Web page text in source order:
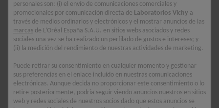
ENCUENTRA UNA
FARMACIA
TESTADO BAJO CONTROL DERMATOLÓGICO
Descripción
Redescubre una piel llena de vitalidad y
personales son: (i) el envío de comunicaciones comerciales y
promocionales por comunicación directa de Laboratorios Vichy a
través de medios ordinarios y electrónicos y el mostrar anuncios de las
marcas de L’Oréal España S.A.U. en sitios webs asociados y redes
sociales una vez se ha realizado un perfilado de gustos e intereses; y
(ii) la medición del rendimiento de nuestras actividades de marketing.
Puede retirar su consentimiento en cualquier momento y gestionar
sus preferencias en el enlace incluido en nuestras comunicaciones
electrónicas. Aunque decida no proporcionar este consentimiento o lo
retire posteriormente, podría seguir viendo anuncios nuestros en sitios
web y redes sociales de nuestros socios dado que estos anuncios se